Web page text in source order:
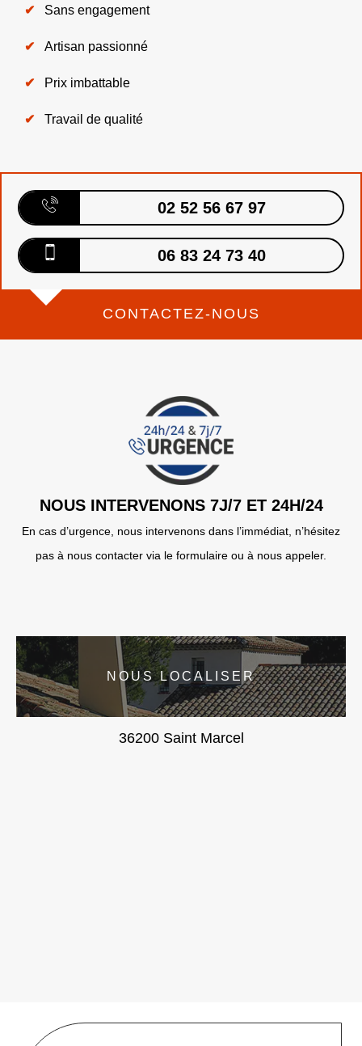
Sans engagement
Artisan passionné
Prix imbattable
Travail de qualité
02 52 56 67 97
06 83 24 73 40
CONTACTEZ-NOUS
NOUS INTERVENONS 7J/7 ET 24H/24
En cas d’urgence, nous intervenons dans l’immédiat, n’hésitez
pas à nous contacter via le formulaire ou à nous appeler.
NOUS LOCALISER
36200 Saint Marcel